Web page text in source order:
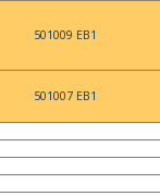
501009 EB1
501007 EB1